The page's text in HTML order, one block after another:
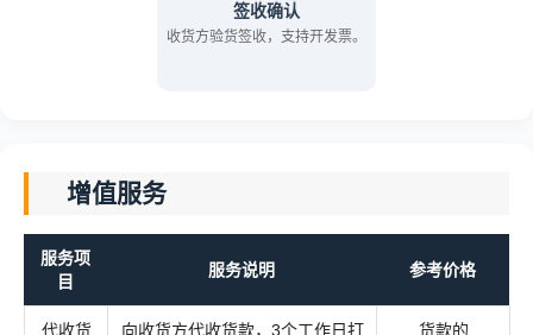
签收确认
收货方验货签收，支持开发票。
增值服务
服务项
目
服务说明 参考价格
代收货 向收货方代收货款，3个工作日打 货款的